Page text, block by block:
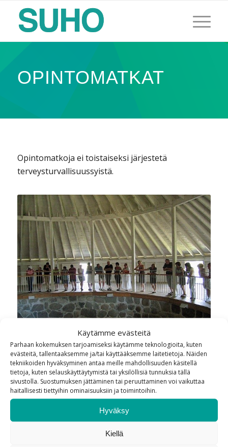
Käytämme evästeitä
Parhaan kokemuksen tarjoamiseksi käytämme teknologioita, kuten
evästeitä, tallentaaksemme ja/tai käyttääksemme laitetietoja. Näiden
tekniikoiden hyväksyminen antaa meille mahdollisuuden käsitellä
tietoja, kuten selauskäyttäytymistä tai yksilöllisiä tunnuksia tällä
sivustolla. Suostumuksen jättäminen tai peruuttaminen voi vaikuttaa
haitallisesti tiettyihin ominaisuuksiin ja toimintoihin.
Hyväksy
Kiellä
OPINTOMATKAT
Opintomatkoja ei toistaiseksi järjestetä
terveysturvallisuussyistä.
Suomen Harjoittelukoulujen Opettajat ry on